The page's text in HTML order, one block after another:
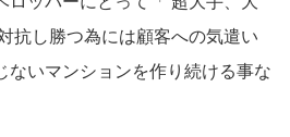
抗し勝つ為には顧客への気遣い
ないマンションを作り続ける事な